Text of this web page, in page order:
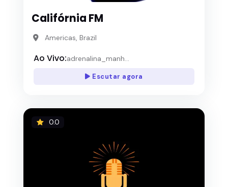
Califórnia FM
Americas, Brazil
Ao Vivo:adrenalina_manh...
Escutar agora
0.0